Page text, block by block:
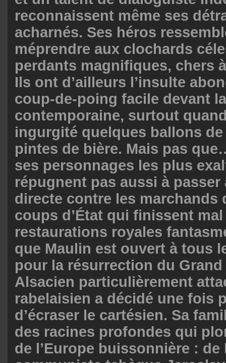
reconnaissent même ses
acharnés. Ses héros
méprendre aux clochards
perdants magnifiques, chers
Ils ont d’ailleurs l’insulte
coup-de-poing facile devant
contemporaine, surtout
ingurgité quelques ballons
pintes de bière. Mais pas
ses personnages les plus
répugnent pas aussi à passer
directe contre les marchands
coups d’État qui finissent
restaurations royales
que Maulin est ouvert à tous
pour la résurrection du Grand
Alsacien particulièrement
rabelaisien a décidé une fois
d’écraser le cartésien. Sa
des racines profondes qui
de l’Europe buissonnière : de